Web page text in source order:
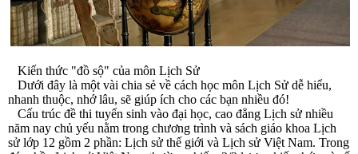
Kiến thức "đồ sộ" của môn Lịch Sử
Dưới đây là một vài chia sẻ về cách học môn Lịch Sử dễ hiểu,
nhanh thuộc, nhớ lâu, sẽ giúp ích cho các bạn nhiều đó!
Cấu trúc đề thi tuyển sinh vào đại học, cao đẳng Lịch sử nhiều
năm nay chủ yếu nằm trong chương trình và sách giáo khoa Lịch
sử lớp 12 gồm 2 phần: Lịch sử thế giới và Lịch sử Việt Nam. Trong